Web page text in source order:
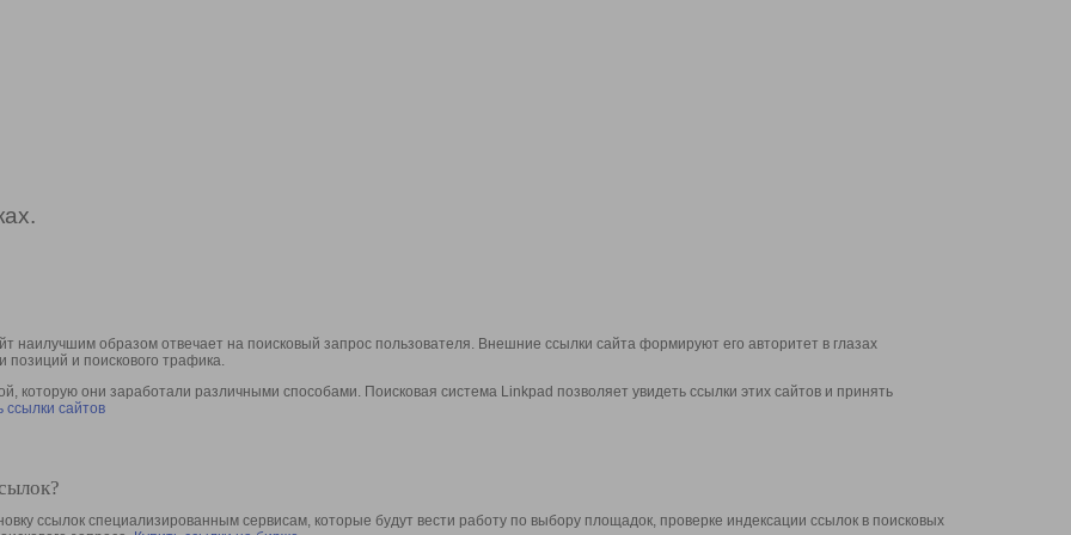
наилучшим образом отвечает на поисковый запрос пользователя. Внешние ссылки сайта формируют его авторитет в глазах
позиций и поискового трафика.
они заработали различными способами. Поисковая система Linkpad позволяет увидеть ссылки этих сайтов и принять
ссылки сайтов
ссылок специализированным сервисам, которые будут вести работу по выбору площадок, проверке индексации ссылок в поисковых